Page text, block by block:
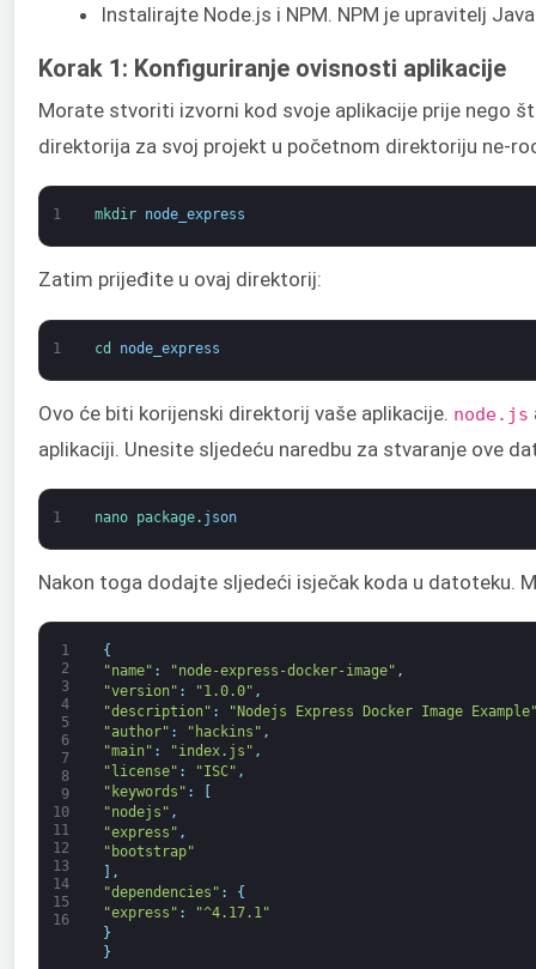
Instalirajte Node.js i NPM. NPM je upravitelj
Korak 1: Konfiguriranje ovisnosti aplikacije
Morate stvoriti izvorni kod svoje aplikacije prije nego
direktorija za svoj projekt u početnom direktoriju ne-
1 mkdir node_express
Zatim prijeđite u ovaj direktorij:
1 cd node_express
Ovo će biti korijenski direktorij vaše aplikacije. node.js
aplikaciji. Unesite sljedeću naredbu za stvaranje ove
1 nano package. json
Nakon toga dodajte sljedeći isječak koda u datoteku.
1
2
3
4
5
6
7
8
9
10
11
12
13
14
15
16
{
"name" : "node-express-docker-image" ,
"version" : "1.0.0" ,
"description" :
"Nodejs Express Docker Image
"author" : "hackins" ,
"main" : "index.js" ,
"license" : "ISC" ,
"keywords" :
"nodejs" ,
"express" ,
"bootstrap"
,
"dependencies" :
{
"express" :
"^4.17.1"
}
}